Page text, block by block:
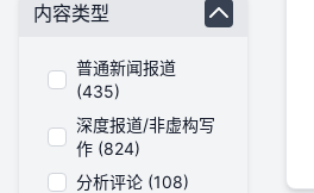
内容类型
普通新闻报道
(435)
深度报道/非虚构写
作 (824)
分析评论 (108)